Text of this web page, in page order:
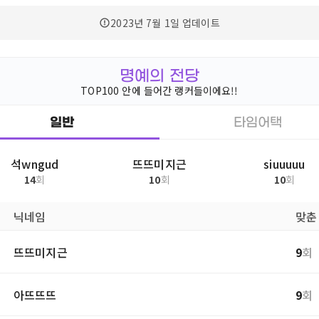
2023년 7월 1일 업데이트
명예의 전당
TOP100 안에 들어간 랭커들이에요!!
일반 타임어택
석wngud
14회
뜨뜨미지근
10회
siuuuuu
10회
닉네임 맞
뜨뜨미지근 9회
아뜨뜨뜨 9회